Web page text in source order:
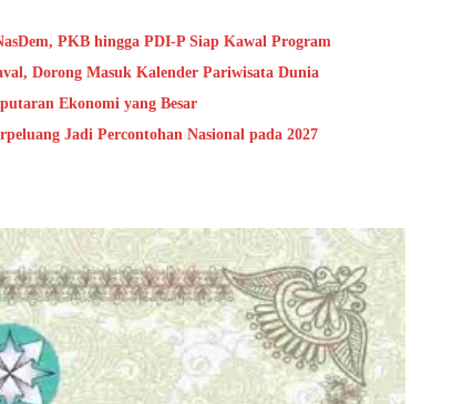
PKB hingga PDI-P Siap Kawal Program
Dorong Masuk Kalender Pariwisata Dunia
Ekonomi yang Besar
Jadi Percontohan Nasional pada 2027